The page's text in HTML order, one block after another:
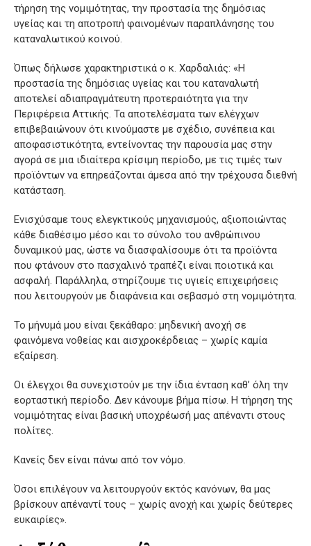
τήρηση της νομιμότητας, την προστασία της δημόσιας
υγείας και τη αποτροπή φαινομένων παραπλάνησης του
καταναλωτικού κοινού.
Όπως δήλωσε χαρακτηριστικά ο κ. Χαρδαλιάς: «Η
προστασία της δημόσιας υγείας και του καταναλωτή
αποτελεί αδιαπραγμάτευτη προτεραιότητα για την
Περιφέρεια Αττικής. Τα αποτελέσματα των ελέγχων
επιβεβαιώνουν ότι κινούμαστε με σχέδιο, συνέπεια και
αποφασιστικότητα, εντείνοντας την παρουσία μας στην
αγορά σε μια ιδιαίτερα κρίσιμη περίοδο, με τις τιμές των
προϊόντων να επηρεάζονται άμεσα από την τρέχουσα διεθνή
κατάσταση.
Ενισχύσαμε τους ελεγκτικούς μηχανισμούς, αξιοποιώντας
κάθε διαθέσιμο μέσο και το σύνολο του ανθρώπινου
δυναμικού μας, ώστε να διασφαλίσουμε ότι τα προϊόντα
που φτάνουν στο πασχαλινό τραπέζι είναι ποιοτικά και
ασφαλή. Παράλληλα, στηρίζουμε τις υγιείς επιχειρήσεις
που λειτουργούν με διαφάνεια και σεβασμό στη νομιμότητα.
Το μήνυμά μου είναι ξεκάθαρο: μηδενική ανοχή σε
φαινόμενα νοθείας και αισχροκέρδειας – χωρίς καμία
εξαίρεση.
Οι έλεγχοι θα συνεχιστούν με την ίδια ένταση καθ’ όλη την
εορταστική περίοδο. Δεν κάνουμε βήμα πίσω. Η τήρηση της
νομιμότητας είναι βασική υποχρέωσή μας απέναντι στους
πολίτες.
Κανείς δεν είναι πάνω από τον νόμο.
Όσοι επιλέγουν να λειτουργούν εκτός κανόνων, θα μας
βρίσκουν απέναντί τους – χωρίς ανοχή και χωρίς δεύτερες
ευκαιρίες».